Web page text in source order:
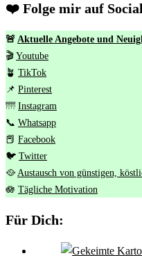
❤️ Folge mir auf
🚨 Aktuelle Angebote und
🎬Youtube
🪴 TikTok
📌 Pinterest
🌁Instagram
📞 Whatsapp
📕 Facebook
🐦 Twitter
🥘Austausch von günstigen,
🪷 Tägliche Motivation
Für Dich: